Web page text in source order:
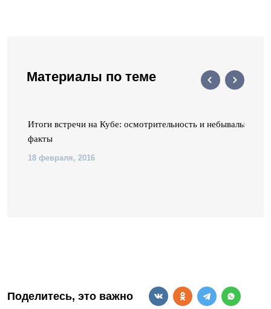
Материалы по теме
Итоги встречи на Кубе: осмотрительность и небывалые
факты
18 февраля, 2016
Поделитесь, это важно